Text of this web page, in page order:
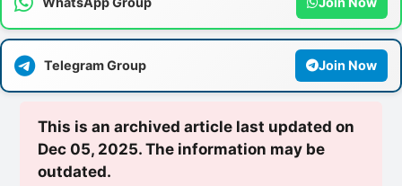
Telegram Group Join Now
This is an archived article last updated on
Dec 05, 2025. The information may be
outdated.